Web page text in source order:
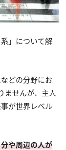
」について解
どの分野にお
ませんが、主人
が世界レベル
や周辺の人が